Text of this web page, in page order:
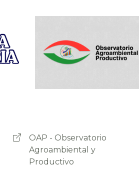
Programa Empoderar